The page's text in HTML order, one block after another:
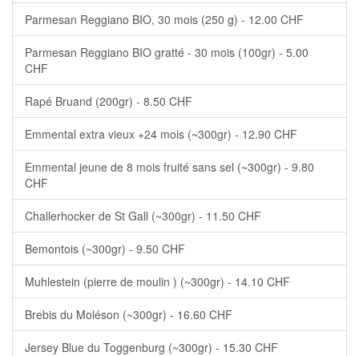
Parmesan Reggiano BIO, 30 mois (250 g) - 12.00 CHF
Parmesan Reggiano BIO gratté - 30 mois (100gr) - 5.00
CHF
Rapé Bruand (200gr) - 8.50 CHF
Emmental extra vieux +24 mois (~300gr) - 12.90 CHF
Emmental jeune de 8 mois fruité sans sel (~300gr) - 9.80
CHF
Challerhocker de St Gall (~300gr) - 11.50 CHF
Bemontois (~300gr) - 9.50 CHF
Muhlestein (pierre de moulin ) (~300gr) - 14.10 CHF
Brebis du Moléson (~300gr) - 16.60 CHF
Jersey Blue du Toggenburg (~300gr) - 15.30 CHF